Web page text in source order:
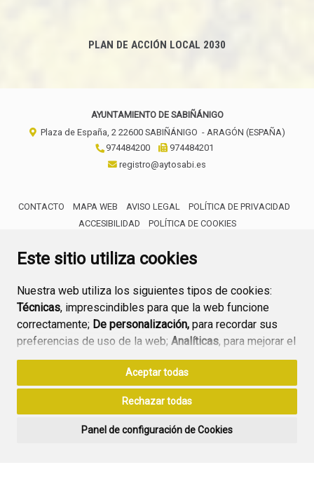
Este sitio utiliza cookies
Nuestra web utiliza los siguientes tipos de cookies:
Técnicas, imprescindibles para que la web funcione
correctamente; De personalización, para recordar sus
preferencias de uso de la web; Analíticas, para mejorar el
funcionamiento de la web y sus servicios.
Si acepta pulsando el botón“Aceptar todas”
consideramos que acepta su uso. Si pulsa el botón
ninguna acción, se guardarán las cookies técnicas
Aceptar todas
Rechazar todas
Panel de configuración de Cookies
PLAN DE ACCIÓN LOCAL 2030
AYUNTAMIENTO DE SABIÑÁNIGO
Plaza de España, 2 22600 SABIÑÁNIGO - ARAGÓN (ESPAÑA)
974484200
974484201
registro@aytosabi.es
CONTACTO MAPA WEB AVISO LEGAL
POLÍTICA DE PRIVACIDAD
ACCESIBILIDAD
POLÍTICA DE COOKIES